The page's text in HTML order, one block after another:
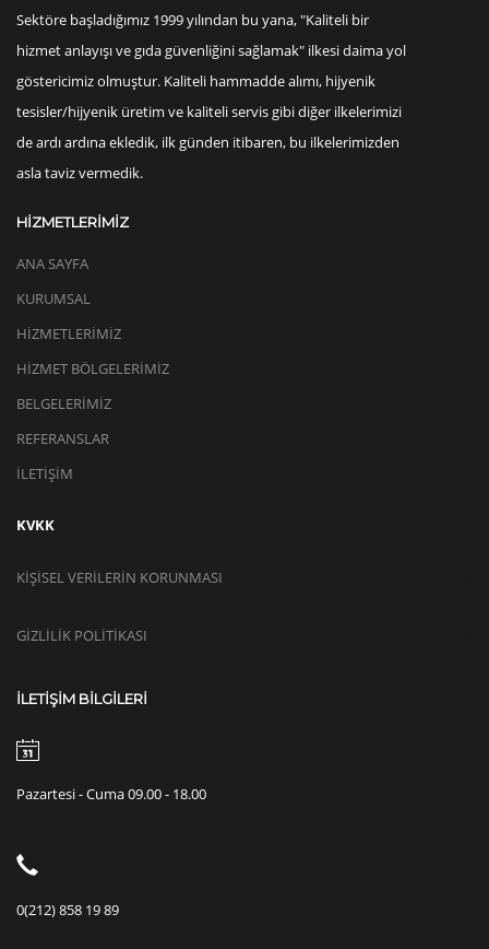
Sektöre başladığımız 1999 yılından bu yana, "Kaliteli bir
hizmet anlayışı ve gıda güvenliğini sağlamak" ilkesi daima yol
göstericimiz olmuştur. Kaliteli hammadde alımı, hijyenik
tesisler/hijyenik üretim ve kaliteli servis gibi diğer ilkelerimizi
de ardı ardına ekledik, ilk günden itibaren, bu ilkelerimizden
asla taviz vermedik.
HİZMETLERİMİZ
ANA SAYFA
KURUMSAL
HİZMETLERİMİZ
HİZMET BÖLGELERİMİZ
BELGELERİMİZ
REFERANSLAR
İLETİŞİM
KVKK
KIŞISEL VERILERIN KORUNMASI
GİZLİLİK POLİTİKASI
İLETİŞİM BİLGİLERİ
Pazartesi - Cuma 09.00 - 18.00
0(212) 858 19 89